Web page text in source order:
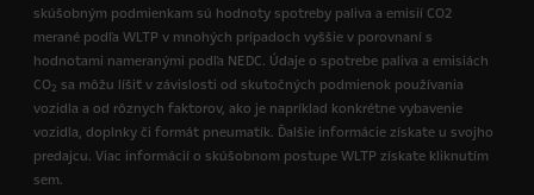
skúšobným podmienkam sú hodnoty spotreby paliva a emisií CO2
merané podľa WLTP v mnohých prípadoch vyššie v porovnaní s
hodnotami nameranými podľa NEDC. Údaje o spotrebe paliva a emisiách
CO2 sa môžu líšiť v závislosti od skutočných podmienok používania
vozidla a od rôznych faktorov, ako je napríklad konkrétne vybavenie
vozidla, doplnky či formát pneumatík. Ďalšie informácie získate u svojho
predajcu. Viac informácií o skúšobnom postupe WLTP získate kliknutím
sem.